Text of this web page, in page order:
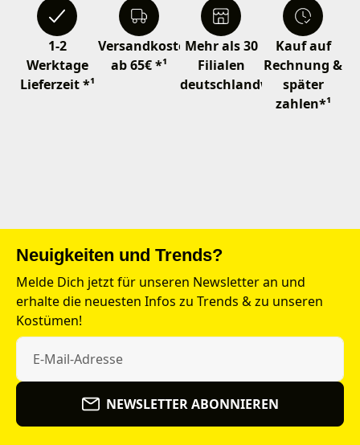
1-2
Werktage
Lieferzeit *¹
Versandkostenfrei
ab 65€ *¹
Mehr als 30
Filialen
deutschlandweit
Kauf auf
Rechnung &
später
zahlen*¹
Neuigkeiten und Trends?
Melde Dich jetzt für unseren Newsletter an und
erhalte die neuesten Infos zu Trends & zu unseren
Kostümen!
NEWSLETTER ABONNIEREN